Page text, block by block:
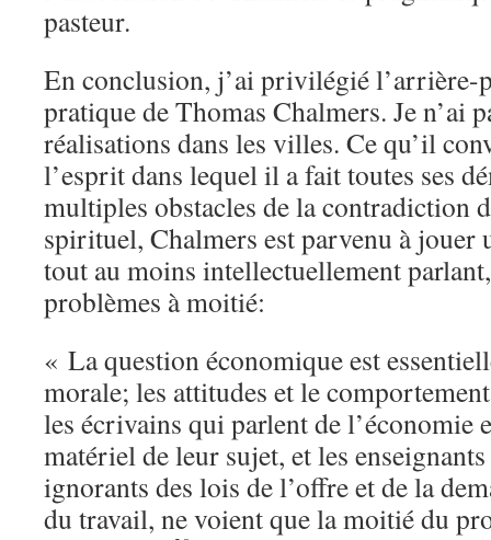
pasteur.
En conclusion, j’ai privilégié l’arrière-
pratique de Thomas Chalmers. Je n’ai
réalisations dans les villes. Ce qu’il
l’esprit dans lequel il a fait toutes ses
multiples obstacles de la contradiction
spirituel, Chalmers est parvenu à
tout au moins intellectuellement
problèmes à moitié:
« La question économique est
morale; les attitudes et le
les écrivains qui parlent de l’économie
matériel de leur sujet, et les
ignorants des lois de l’offre et de la
du travail, ne voient que la moitié du